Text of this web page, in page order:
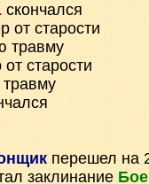
скончался
от старости
травму
старости
перешел на
заклинание